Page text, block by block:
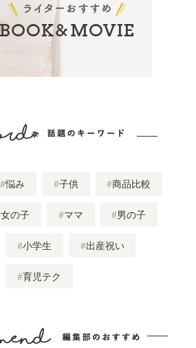
悩み 子供 商品比較
女の子 ママ 男の子
小学生 出産祝い
育児テク